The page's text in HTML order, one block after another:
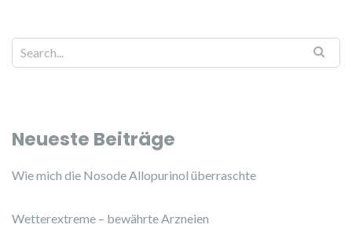
Neueste Beiträge
Wie mich die Nosode Allopurinol überraschte
Wetterextreme – bewährte Arzneien